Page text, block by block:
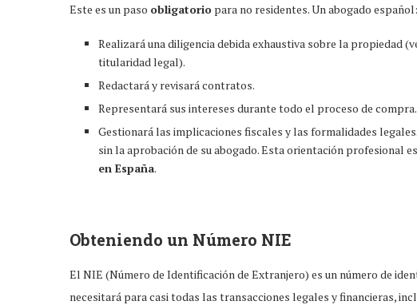
Este es un paso obligatorio para no residentes. Un abogado español:
Realizará una diligencia debida exhaustiva sobre la propiedad
titularidad legal).
Redactará y revisará contratos.
Representará sus intereses durante todo el proceso de compra.
Gestionará las implicaciones fiscales y las formalidades
sin la aprobación de su abogado. Esta orientación profesional
en España.
Obteniendo un Número NIE
El NIE (Número de Identificación de Extranjero) es un número de
necesitará para casi todas las transacciones legales y financieras,